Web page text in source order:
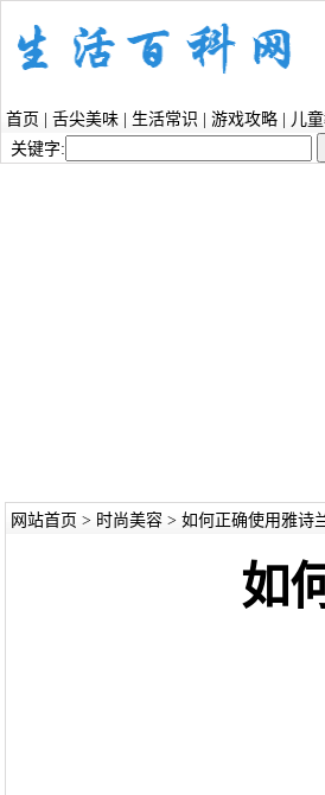
首页 舌尖美味 生活常识 游戏攻略 儿
关键字:
网站首页 > 时尚美容> 如何正确使用雅诗
如